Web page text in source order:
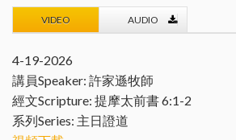
VIDEO AUDIO
4-19-2026
講員Speaker: 許家遜牧師
經文Scripture: 提摩太前書 6:1-2
系列Series: 主日證道